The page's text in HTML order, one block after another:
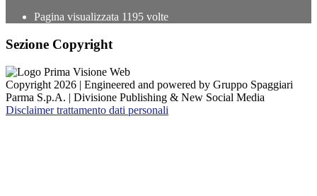
Pagina visualizzata 1195 volte
Sezione Copyright
Copyright 2026 | Engineered and powered by Gruppo Spaggiari
Parma S.p.A. | Divisione Publishing & New Social Media
Disclaimer trattamento dati personali